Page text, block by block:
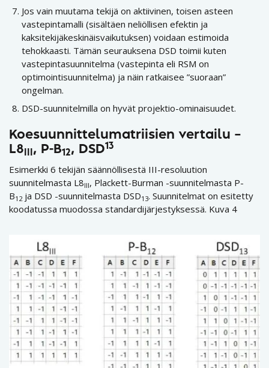
Jos vain muutama tekijä on aktiivinen, toisen asteen
vastepintamalli (sisältäen neliöllisen efektin ja
kaksitekijäkeskinäisvaikutuksen) voidaan estimoida
tehokkaasti. Tämän seurauksena DSD toimii kuten
vastepintasuunnitelma (vastepinta eli RSM on
optimointisuunnitelma) ja näin ratkaisee ”suoraan”
ongelman.
DSD-suunnitelmilla on hyvät projektio-ominaisuudet.
Koesuunnittelumatriisien vertailu –
L8
, P-B12, DSD13
Esimerkki 6 tekijän säännöllisestä III-resoluution
suunnitelmasta L8III, Plackett-Burman -suunnitelmasta P-
B12 ja DSD -suunnitelmasta DSD13. Suunnitelmat on esitetty
koodatussa muodossa standardijärjestyksessä. Kuva 4